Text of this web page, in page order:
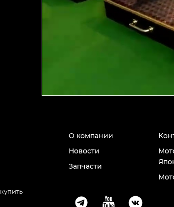
купить
О компании
Новости
Запчасти